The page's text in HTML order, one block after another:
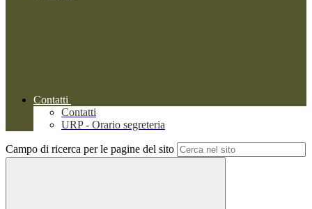
Contatti
Contatti
URP - Orario segreteria
Campo di ricerca per le pagine del sito